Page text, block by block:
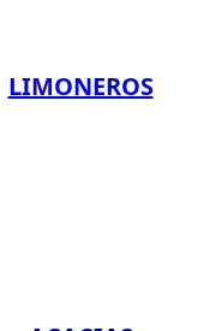
LIMONEROS